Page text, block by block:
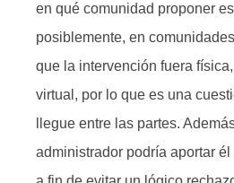
en qué comunidad proponer
posiblemente, en
que la intervención fuera
virtual, por lo que es una
llegue entre las partes.
administrador podría aportar